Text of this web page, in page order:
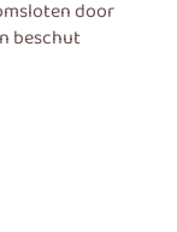
door
beschut